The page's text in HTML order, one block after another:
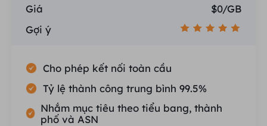
Giá
$0/GB
Gợi ý
Cho phép kết nối toàn cầu
Tỷ lệ thành công trung bình 99.5%
Nhắm mục tiêu theo tiểu bang, thành
phố và ASN